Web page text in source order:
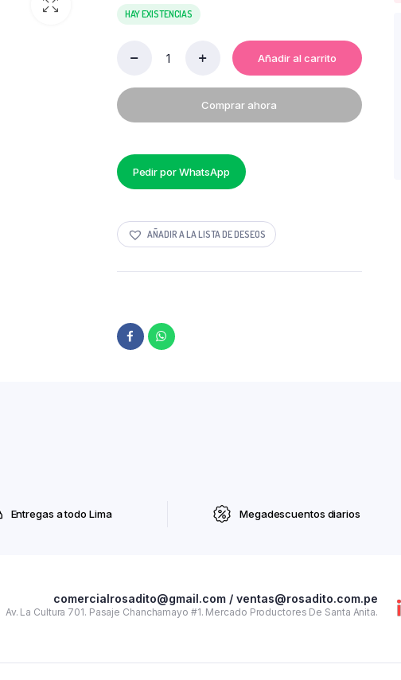
HAY EXISTENCIAS
MESA
COMERCIAL
TRIPLE
12
UNI
Añadir al carrito
Comprar ahora
Pedir por WhatsApp
AÑADIR A LA LISTA DE DESEOS
Entregas a todo Lima Megadescuentos diarios
comercialrosadito@gmail.com / ventas@rosadito.com.pe
Av. La Cultura 701. Pasaje Chanchamayo #1. Mercado Productores De Santa Anita.